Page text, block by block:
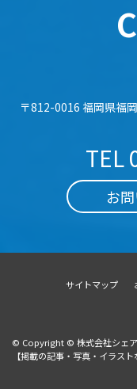
〒812-0016 福岡県福
TEL
お
サイトマップ
© Copyright © 株式会社シェ
【掲載の記事・写真・イラス